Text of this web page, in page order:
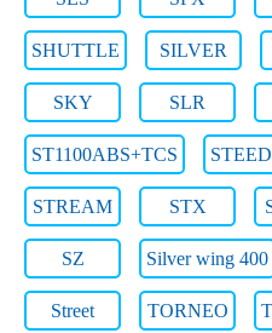
SHUTTLE SILVER
SKY SLR
ST1100ABS+TCS
STREAM STX
SZ Silver wing 400
Street TORNEO